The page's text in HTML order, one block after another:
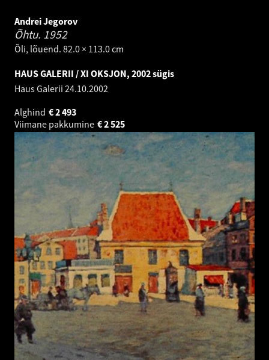
Andrei Jegorov
Õhtu. 1952
Õli, lõuend. 82.0 × 113.0 cm
HAUS GALERII / XI OKSJON, 2002 sügis
Haus Galerii 24.10.2002
Alghind
2 493
€
Viimane pakkumine
2 525
€